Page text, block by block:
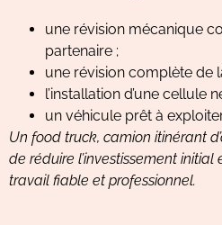
une révision mécanique
partenaire ;
une révision complète de
l’installation d’une cellule
un véhicule prêt à
Un food truck, camion itinérant
de réduire l’investissement initial
travail fiable et professionnel.